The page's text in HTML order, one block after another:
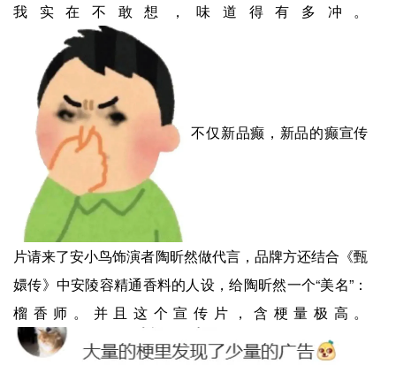
我实在不敢想，味道得有多冲。
不仅新品癫，新品的癫宣传
片请来了安小鸟饰演者陶昕然做代言，品牌方还结合《甄
嬛传》中安陵容精通香料的人设，给陶昕然一个“美名”：
榴香师。并且这个宣传片，含梗量极高。